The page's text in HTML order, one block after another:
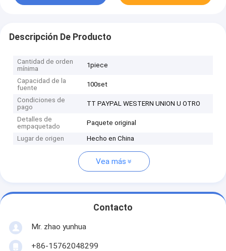
Descripción De Producto
Cantidad de orden
mínima
1piece
Capacidad de la
fuente
100set
Condiciones de
pago
TT PAYPAL WESTERN UNION U OTRO
Detalles de
empaquetado
Paquete original
Lugar de origen Hecho en China
Vea más
Contacto
Mr. zhao yunhua
+86-15762048299